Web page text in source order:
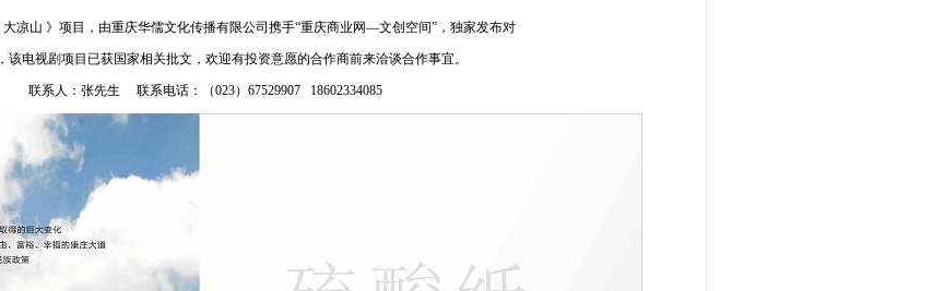
凉山 》项目，由重庆华儒文化传播有限公司携手“重庆商业网—文创空间”，独家发布对
该电视剧项目已获国家相关批文，欢迎有投资意愿的合作商前来洽谈合作事宜。
联系人：张先生 联系电话：（023）67529907 18602334085